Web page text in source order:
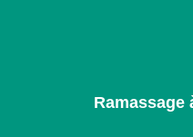
Ramassage